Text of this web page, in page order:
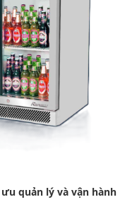
quản lý và vận hành